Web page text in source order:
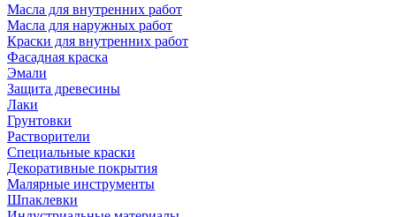
Масла для внутренних работ
Масла для наружных работ
Краски для внутренних работ
Фасадная краска
Эмали
Защита древесины
Лаки
Грунтовки
Растворители
Специальные краски
Декоративные покрытия
Малярные инструменты
Шпаклевки